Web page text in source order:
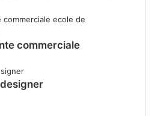
commerciale